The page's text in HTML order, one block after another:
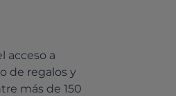
acceso a
de regalos y
más de 150